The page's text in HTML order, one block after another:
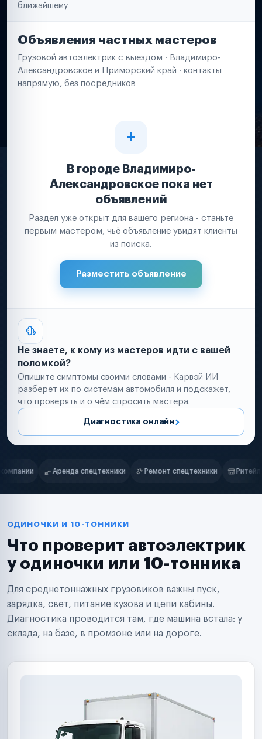
ближайшему
Объявления частных мастеров
Грузовой автоэлектрик с выездом · Владимиро-
Александровское и Приморский край · контакты
напрямую, без посредников
В городе Владимиро-
Александровское пока нет
объявлений
Раздел уже открыт для вашего региона - станьте
первым мастером, чьё объявление увидят клиенты
из поиска.
Разместить объявление
Не знаете, к кому из мастеров идти с вашей
поломкой?
Опишите симптомы своими словами - Карвэй ИИ
разберёт их по системам автомобиля и подскажет,
что проверять и о чём спросить мастера.
Диагностика онлайн
Нам доверяют
Ремонт спецтехники Ритейл-сети Управляющие
Маркетплейсы
Таксопарки
Автодилеры
Поставщики запчастей
Аренда спецтехники
Ремонт спецтехники
Ритейл-сети
Управляющие компании
Страховые компании
ОДИНОЧКИ И 10-ТОННИКИ
Что проверит автоэлектрик
у одиночки или 10-тонника
Для среднетоннажных грузовиков важны пуск,
зарядка, свет, питание кузова и цепи кабины.
Диагностика проводится там, где машина встала: у
склада, на базе, в промзоне или на дороге.